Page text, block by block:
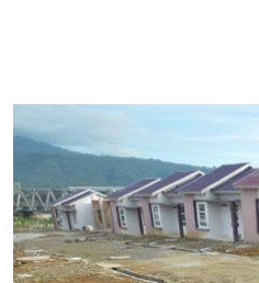
Larger
Image